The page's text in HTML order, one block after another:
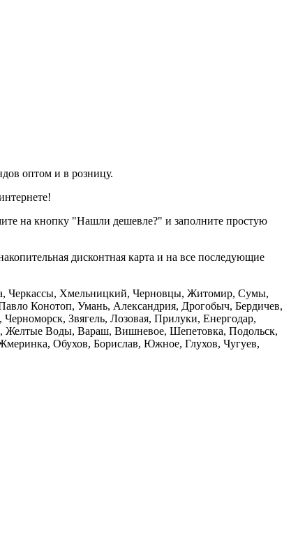
оптом и в розницу.
на кнопку "Нашли дешевле?" и заполните простую
дисконтная карта и на все последующие
Черкассы, Хмельницкий, Черновцы, Житомир, Сумы,
Конотоп, Умань, Александрия, Дрогобыч, Бердичев,
Звягель, Лозовая, Прилуки, Енергодар,
Желтые Воды, Вараш, Вишневое, Шепетовка, Подольск,
Обухов, Борислав, Южное, Глухов, Чугуев,